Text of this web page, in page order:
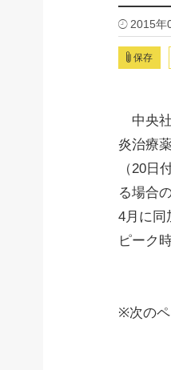
2015年
保存
中央社
炎治療
（20日
る場合
4月に同
ピーク
※次のペ